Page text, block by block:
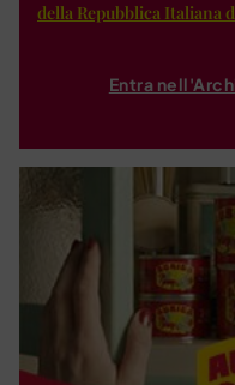
della Repubblica Italiana
Entra